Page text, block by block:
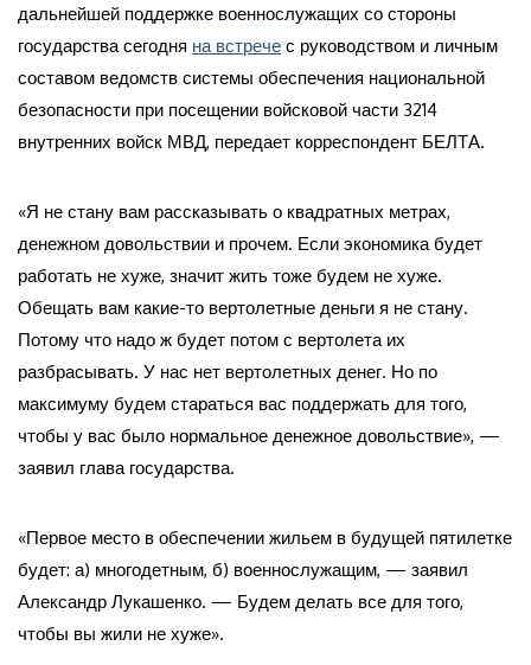
дальнейшей поддержке военнослужащих со стороны
государства сегодня на встрече с руководством и личным
составом ведомств системы обеспечения национальной
безопасности при посещении войсковой части 3214
внутренних войск МВД, передает корреспондент БЕЛТА.
«Я не стану вам рассказывать о квадратных метрах,
денежном довольствии и прочем. Если экономика будет
работать не хуже, значит жить тоже будем не хуже.
Обещать вам какие-то вертолетные деньги я не стану.
Потому что надо ж будет потом с вертолета их
разбрасывать. У нас нет вертолетных денег. Но по
максимуму будем стараться вас поддержать для того,
чтобы у вас было нормальное денежное довольствие», —
заявил глава государства.
«Первое место в обеспечении жильем в будущей пятилетке
будет: а) многодетным, б) военнослужащим, — заявил
Александр Лукашенко. — Будем делать все для того,
чтобы вы жили не хуже».